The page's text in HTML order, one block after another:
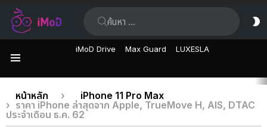
iMoD Drive Max Guard LUXESLA
เรื่อง
ล่าสุด
คุณอยู่ที่นี่:
หน้าหลัก
iPhone 11 Pro Max
ราคา iPhone ล่าสุดจาก Apple, TrueMove H, AIS, DTAC
ประจำเดือน ธ.ค. 62